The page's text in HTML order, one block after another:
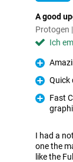
A good
Protogen
Ich
Pro
Pro
Quick
Fast
I had a
one the
like the